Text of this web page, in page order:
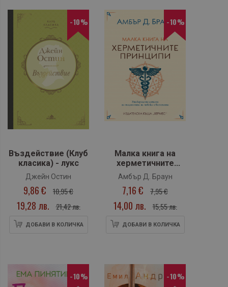
-10%
Въздействие (Клуб
класика) - лукс
Джейн Остин
9,86 € 10,95 €
19,28 лв. 21,42 лв.
ДОБАВИ В КОЛИЧКА
-10%
Малка книга на
херметичните
принципи
Амбър Д. Браун
7,16 € 7,95 €
14,00 лв. 15,55 лв.
ДОБАВИ В КОЛИЧКА
-10% -10%